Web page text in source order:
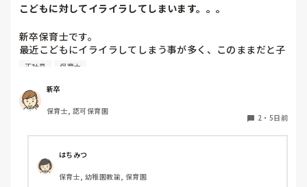
こどもに対してイライラしてしまいます。。。
新卒保育士です。
最近こどもにイライラしてしまう事が多く、このままだと子
どもが嫌いになってしまうんじゃないかと怖くなる時があり
だいすきだなと思います。ですが、4月に比べると、子ども
に対してイライラしてしまう事が増えてきました。何度注意
しても言うことを聞いてくれなかったり、逆に自分の指示が
があります。今はフリーとして色々なクラスに入らせて貰っ
ていますが、幼児クラスに入ると余計イライラしてしまう回
数がふえてしまいます。皆さんはこどもに対してイライラし
てしまうことはありますか？😿😿
正社員 保育士
新卒
保育士, 認可保育園
2 ・ 5日前
はちみつ
保育士, 幼稚園教諭, 保育園